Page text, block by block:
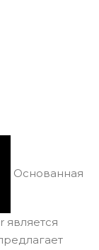
Основанная
является